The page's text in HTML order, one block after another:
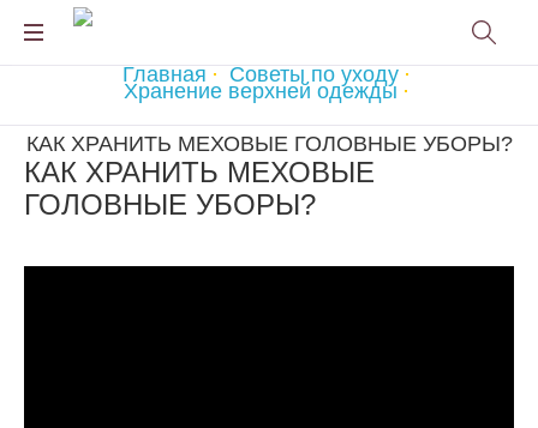
КАК ХРАНИТЬ МЕХОВЫЕ
ГОЛОВНЫЕ УБОРЫ?
Главная Советы по уходу
Хранение верхней одежды
КАК ХРАНИТЬ МЕХОВЫЕ ГОЛОВНЫЕ УБОРЫ?